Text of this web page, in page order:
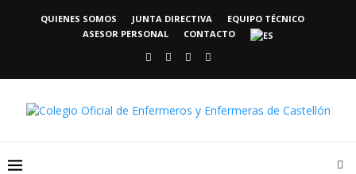
QUIENES SOMOS JUNTA DIRECTIVA
EQUIPO TÉCNICO
ASESOR PERSONAL
CONTACTO